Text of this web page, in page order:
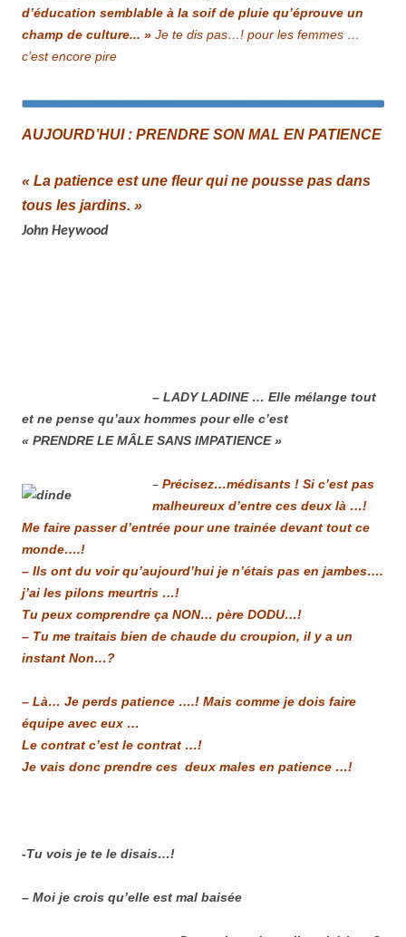
d’éducation semblable à la soif de pluie qu’éprouve un
champ de culture... » Je te dis pas…! pour les femmes …
c’est encore pire
AUJOURD’HUI : PRENDRE SON MAL EN PATIENCE
« La patience est une fleur qui ne pousse pas dans
tous les jardins. »
John Heywood
– LADY LADINE … Elle mélange tout
et ne pense qu’aux hommes pour elle c’est
« PRENDRE LE MÂLE SANS IMPATIENCE »
– Précisez…médisants ! Si c’est pas
malheureux d’entre ces deux là …!
Me faire passer d’entrée pour une trainée devant tout ce
monde….!
– Ils ont du voir qu’aujourd’hui je n’étais pas en jambes….
j’ai les pilons meurtris …!
Tu peux comprendre ça NON… père DODU…!
– Tu me traitais bien de chaude du croupion, il y a un
instant Non…?
– Là… Je perds patience ….! Mais comme je dois faire
équipe avec eux …
Le contrat c’est le contrat …!
Je vais donc prendre ces deux males en patience …!
-Tu vois je te le disais…!
– Moi je crois qu’elle est mal baisée